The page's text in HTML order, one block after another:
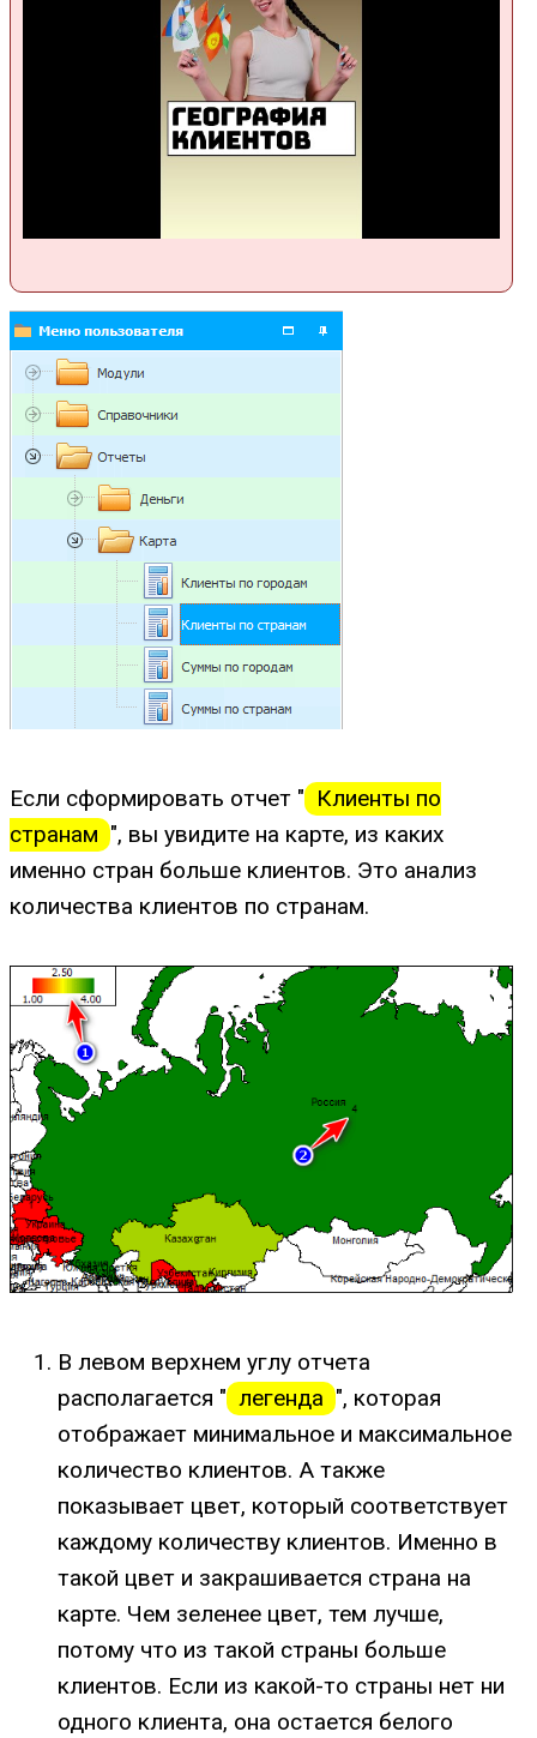
Если сформировать отчет " Клиенты по
странам ", вы увидите на карте, из каких
именно стран больше клиентов. Это анализ
количества клиентов по странам.
В левом верхнем углу отчета
располагается " легенда ", которая
отображает минимальное и максимальное
количество клиентов. А также
показывает цвет, который соответствует
каждому количеству клиентов. Именно в
такой цвет и закрашивается страна на
карте. Чем зеленее цвет, тем лучше,
потому что из такой страны больше
клиентов. Если из какой-то страны нет ни
одного клиента, она остается белого